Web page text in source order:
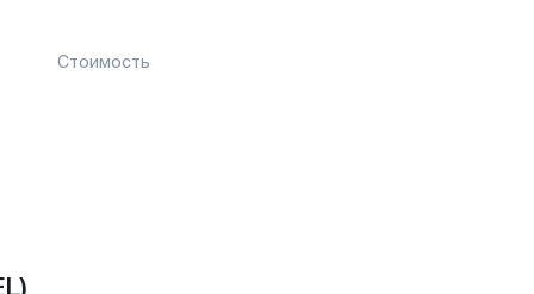
Стоимость